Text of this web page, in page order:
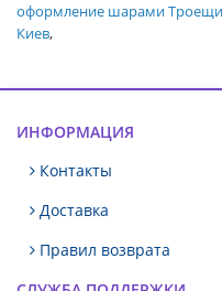
оформление шарами
Киев,
ИНФОРМАЦИЯ
Контакты
Доставка
Правил возврата